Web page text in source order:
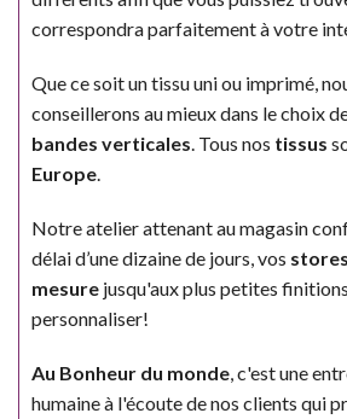
correspondra parfaitement à votre
Que ce soit un tissu uni ou imprimé,
conseillerons au mieux dans le choix
bandes verticales. Tous nos tissus
Europe.
Notre atelier attenant au magasin
délai d’une dizaine de jours, vos
mesure jusqu'aux plus petites
personnaliser!
Au Bonheur du monde, c'est une
humaine à l'écoute de nos clients qui